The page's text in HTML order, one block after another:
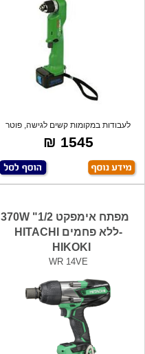
לעבודות במקומות קשים לגישה, פוטר
אוטומטי
1545 ₪
מפתח אימפקט 1/2" 370W
-ללא פחמים HITACHI
HIKOKI
WR 14VE